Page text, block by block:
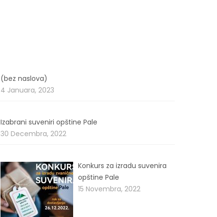
(bez naslova)
4729
4 Januara, 2023
Izabrani suveniri opštine Pale
30 Decembra, 2022
Konkurs za izradu suvenira
opštine Pale
15 Novembra, 2022